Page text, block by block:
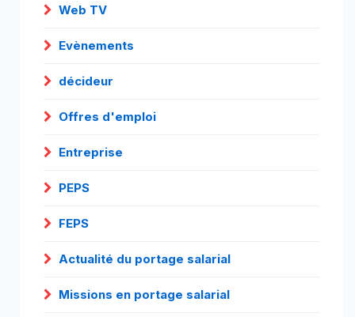
Web TV
Evènements
décideur
Offres d'emploi
Entreprise
PEPS
FEPS
Actualité du portage salarial
Missions en portage salarial